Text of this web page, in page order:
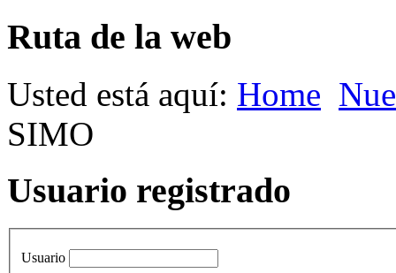
Ruta de la web
Usted está aquí: Home
SIMO
Usuario registrado
Usuario